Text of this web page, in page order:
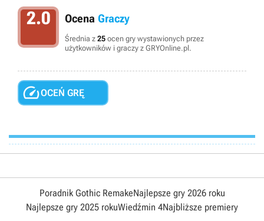
2.0 Ocena Graczy
Średnia z 25 ocen gry wystawionych przez
użytkowników i graczy z GRYOnline.pl.
OCEŃ GRĘ
Poradnik Gothic RemakeNajlepsze gry 2026 roku
Najlepsze gry 2025 rokuWiedźmin 4Najbliższe premiery